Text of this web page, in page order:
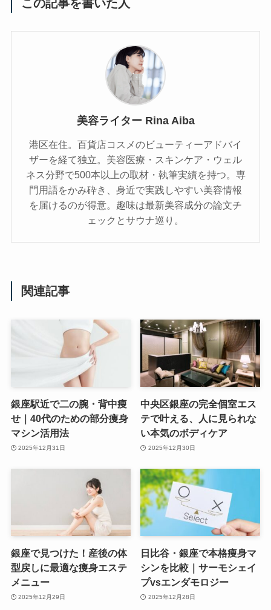
この記事を書いた人
美容ライター Rina Aiba
港区在住。百貨店コスメのビューティーアドバイ
ザーを経て独立。美容医療・スキンケア・ウェル
ネス分野で500本以上の取材・執筆実績を持つ。専
門用語をかみ砕き、⾝近で実践しやすい美容情報
を届けるのが得意。趣味は最新美容成分の論文チ
ェックとサウナ巡り。
関連記事
銀座駅近で二の腕・背中痩
せ｜40代のための部分痩身
マシン活用法
2025年12月31日
中央区銀座の完全個室エス
テで叶える、人に見られな
い本気のボディケア
2025年12月30日
銀座で見つけた！産後の体
型戻しに最適な痩身エステ
メニュー
2025年12月29日
日比谷・銀座で本格痩身マ
シンを比較｜サーモシェイ
プvsエンダモロジー
2025年12月28日